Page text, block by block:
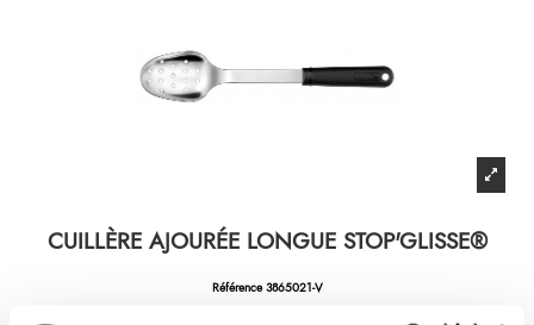
CUILLÈRE AJOURÉE LONGUE STOP'GLISSE®
Référence 3865021-V